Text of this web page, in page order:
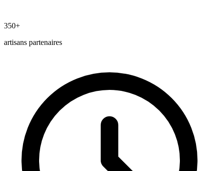
350+
artisans partenaires